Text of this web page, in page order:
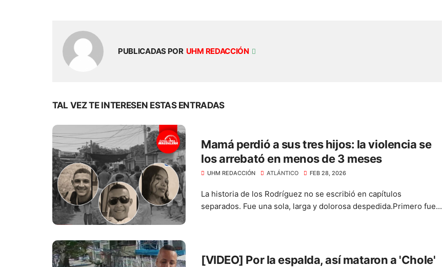
PUBLICADAS POR UHM REDACCIÓN
TAL VEZ TE INTERESEN ESTAS ENTRADAS
Mamá perdió a sus tres hijos: la violencia se
los arrebató en menos de 3 meses
UHM REDACCIÓN ATLÁNTICO FEB 28, 2026
La historia de los Rodríguez no se escribió en capítulos
separados. Fue una sola, larga y dolorosa despedida.Primero fue...
[VIDEO] Por la espalda, así mataron a 'Chole'